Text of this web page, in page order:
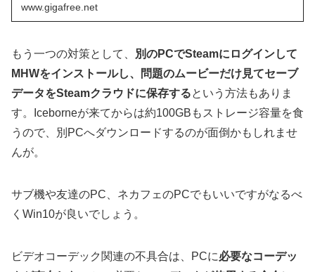
www.gigafree.net
もう一つの対策として、
別のPCでSteamにログインして
MHWをインストールし、問題のムービーだけ見てセーブ
データをSteamクラウドに保存するという方法もありま
す。Iceborneが来てからは約100GBもストレージ容量を食
うので、別PCへダウンロードするのが面倒かもしれませ
んが。
サブ機や友達のPC、ネカフェのPCでもいいですがなるべ
くWin10が良いでしょう。
ビデオコーデック関連の不具合は、PCに必要なコーデッ